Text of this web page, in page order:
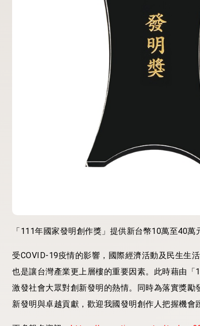
「111年國家發明創作獎」提供新台幣10萬至40
受COVID-19疫情的影響，國際經濟活動及民生生
也是讓台灣產業更上層樓的重要因素。此時藉由
激發社會大眾對創新發明的熱情。同時為落實獎
新發明與卓越貢獻，歡迎我國發明創作人把握機會